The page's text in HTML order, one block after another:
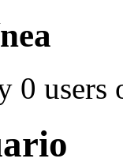
0 users